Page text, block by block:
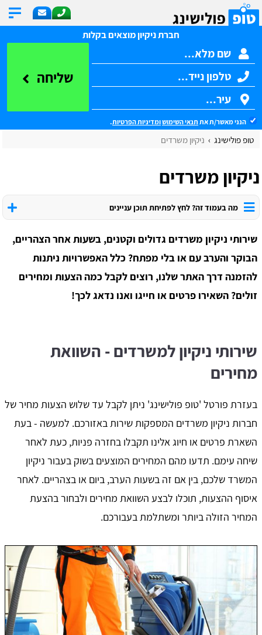
חברת ניקיון מוצאים בקלות
שליחה
הנני מאשר/ת את תנאי השימושומדיניות הפרטיות.
טופ פולישינג ניקיון משרדים
ניקיון משרדים
מה בעמוד זה? לחץ לפתיחת תוכן עניינים
שירותי ניקיון משרדים גדולים וקטנים, בשעות אחר הצהריים,
הבוקר והערב עם או בלי מפתח? כלל האפשרויות ניתנות
להזמנה דרך האתר שלנו, רוצים לקבל כמה הצעות ומחירים
זולים? השאירו פרטים או חייגו ואנו נדאג לכך!
שירותי ניקיון למשרדים - השוואת
מחירים
בעזרת פורטל 'טופ פולישינג' ניתן לקבל עד שלוש הצעות מחיר של
חברות ניקיון משרדים המספקות שירות באזורכם. למעשה - בעת
השארת פרטים או חיוג אלינו תקבלו בחזרה פניות, כעת לאחר
שיחה עימם. תדעו מהם המחירים המוצעים בשוק בעבור ניקיון
המשרד שלכם, בין אם זה בשעות הערב, ביום או בצהריים. לאחר
איסוף ההצעות, תוכלו לבצע השוואת מחירים ולבחור בהצעת
המחיר הזולה ביותר ומשתלמת בעבורכם.